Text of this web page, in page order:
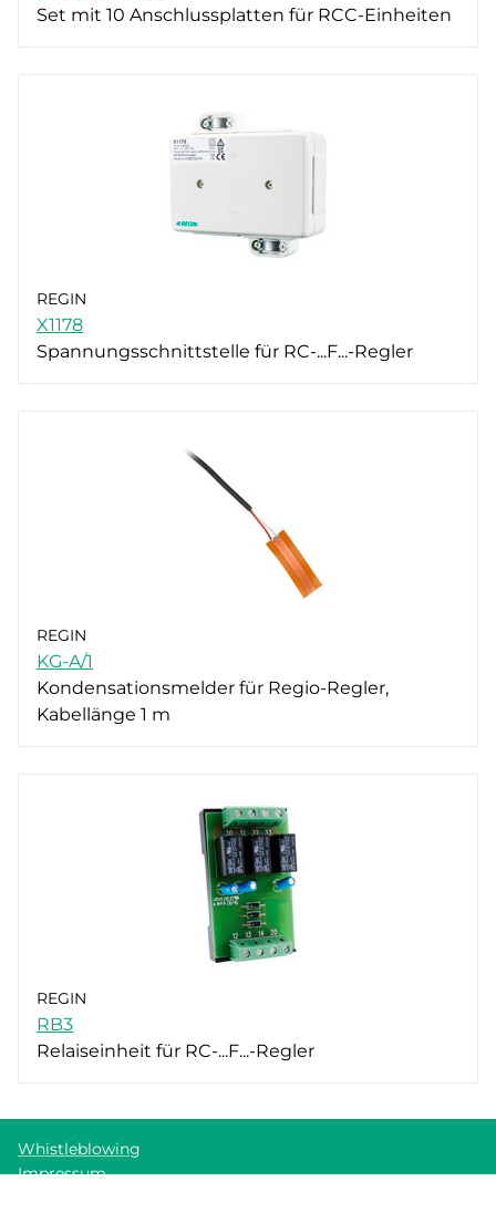
Set mit 10 Anschlussplatten für RCC-Einheiten
REGIN
X1178
Spannungsschnittstelle für RC-...F...-Regler
REGIN
KG-A/1
Kondensationsmelder für Regio-Regler,
Kabellänge 1 m
REGIN
RB3
Relaiseinheit für RC-...F...-Regler
Whistleblowing
Impressum